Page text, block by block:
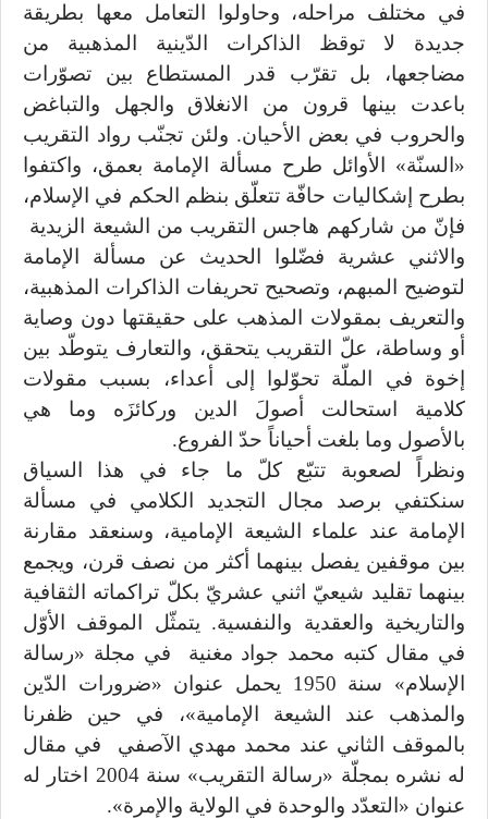
في مختلف مراحله، وحاولوا التعامل معها بطريقة
جديدة لا توقظ الذاكرات الدّينية المذهبية من
مضاجعها، بل تقرّب قدر المستطاع بين تصوّرات
باعدت بينها قرون من الانغلاق والجهل والتباغض
والحروب في بعض الأحيان. ولئن تجنّب رواد التقريب
«السنّة» الأوائل طرح مسألة الإمامة بعمق، واكتفوا
بطرح إشكاليات حافّة تتعلّق بنظم الحكم في الإسلام،
فإنّ من شاركهم هاجس التقريب من الشيعة الزيدية
والاثني عشرية فضّلوا الحديث عن مسألة الإمامة
لتوضيح المبهم، وتصحيح تحريفات الذاكرات المذهبية،
والتعريف بمقولات المذهب على حقيقتها دون وصاية
أو وساطة، علّ التقريب يتحقق، والتعارف يتوطّد بين
إخوة في الملّة تحوّلوا إلى أعداء، بسبب مقولات
كلامية استحالت أصولَ الدين وركائزَه وما هي
بالأصول وما بلغت أحياناً حدّ الفروع.
ونظراً لصعوبة تتبّع كلّ ما جاء في هذا السياق
سنكتفي برصد مجال التجديد الكلامي في مسألة
الإمامة عند علماء الشيعة الإمامية، وسنعقد مقارنة
بين موقفين يفصل بينهما أكثر من نصف قرن، ويجمع
بينهما تقليد شيعيّ اثني عشريّ بكلّ تراكماته الثقافية
والتاريخية والعقدية والنفسية. يتمثّل الموقف الأوّل
في مقال كتبه محمد جواد مغنية في مجلة «رسالة
الإسلام» سنة 1950 يحمل عنوان «ضرورات الدّين
والمذهب عند الشيعة الإمامية»، في حين ظفرنا
بالموقف الثاني عند محمد مهدي الآصفي في مقال
له نشره بمجلّة «رسالة التقريب» سنة 2004 اختار له
عنوان «التعدّد والوحدة في الولاية والإمرة».